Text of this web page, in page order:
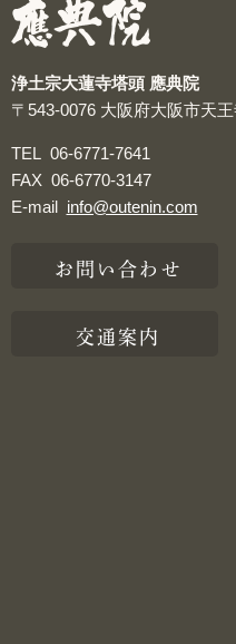
浄土宗大蓮寺塔頭 應典院
〒543-0076 大阪府大阪市天
TEL 06-6771-7641
FAX 06-6770-3147
E-mail info@outenin.com
お問い合わせ
交通案内